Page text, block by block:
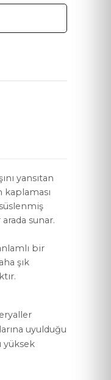
yansıtan
sunar.
bir
şık
uyulduğu
yüksek